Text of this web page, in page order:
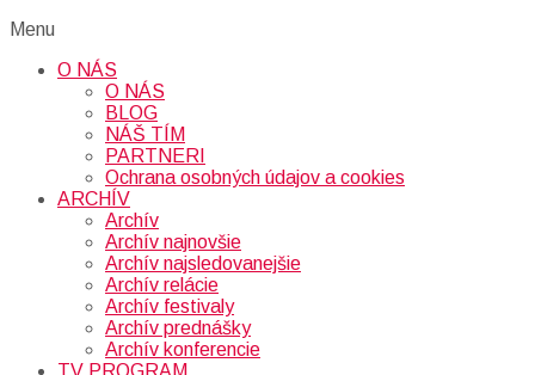
Menu
O NÁS
O NÁS
BLOG
NÁŠ TÍM
PARTNERI
Ochrana osobných údajov a cookies
ARCHÍV
Archív
Archív najnovšie
Archív najsledovanejšie
Archív relácie
Archív festivaly
Archív prednášky
Archív konferencie
TV PROGRAM